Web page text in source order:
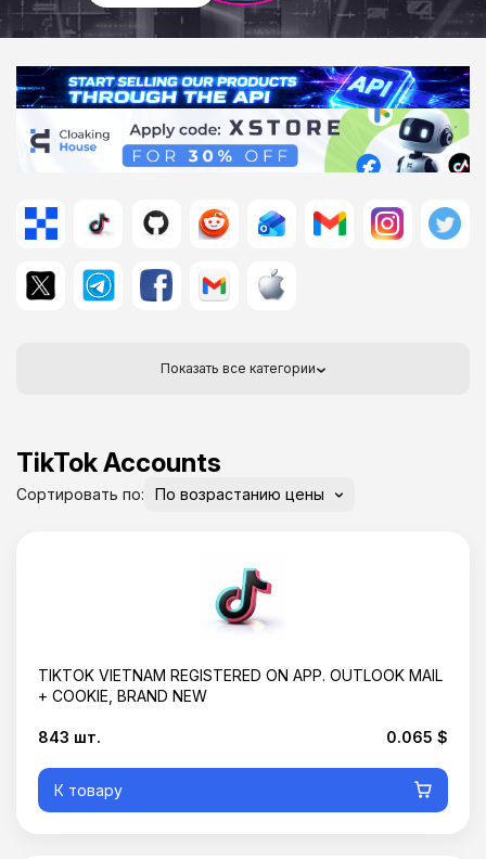
Показать все категории
TikTok Accounts
Сортировать по:
TIKTOK VIETNAM REGISTERED ON APP. OUTLOOK MAIL
+ COOKIE, BRAND NEW
843 шт. 0.065 $
К товару